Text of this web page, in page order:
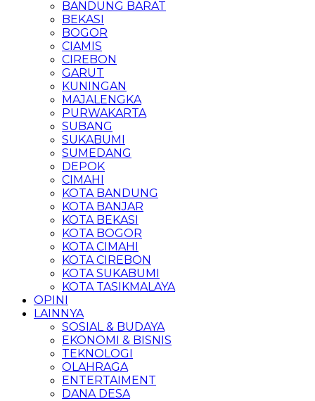
BANDUNG BARAT
BEKASI
BOGOR
CIAMIS
CIREBON
GARUT
KUNINGAN
MAJALENGKA
PURWAKARTA
SUBANG
SUKABUMI
SUMEDANG
DEPOK
CIMAHI
KOTA BANDUNG
KOTA BANJAR
KOTA BEKASI
KOTA BOGOR
KOTA CIMAHI
KOTA CIREBON
KOTA SUKABUMI
KOTA TASIKMALAYA
OPINI
LAINNYA
SOSIAL & BUDAYA
EKONOMI & BISNIS
TEKNOLOGI
OLAHRAGA
ENTERTAIMENT
DANA DESA